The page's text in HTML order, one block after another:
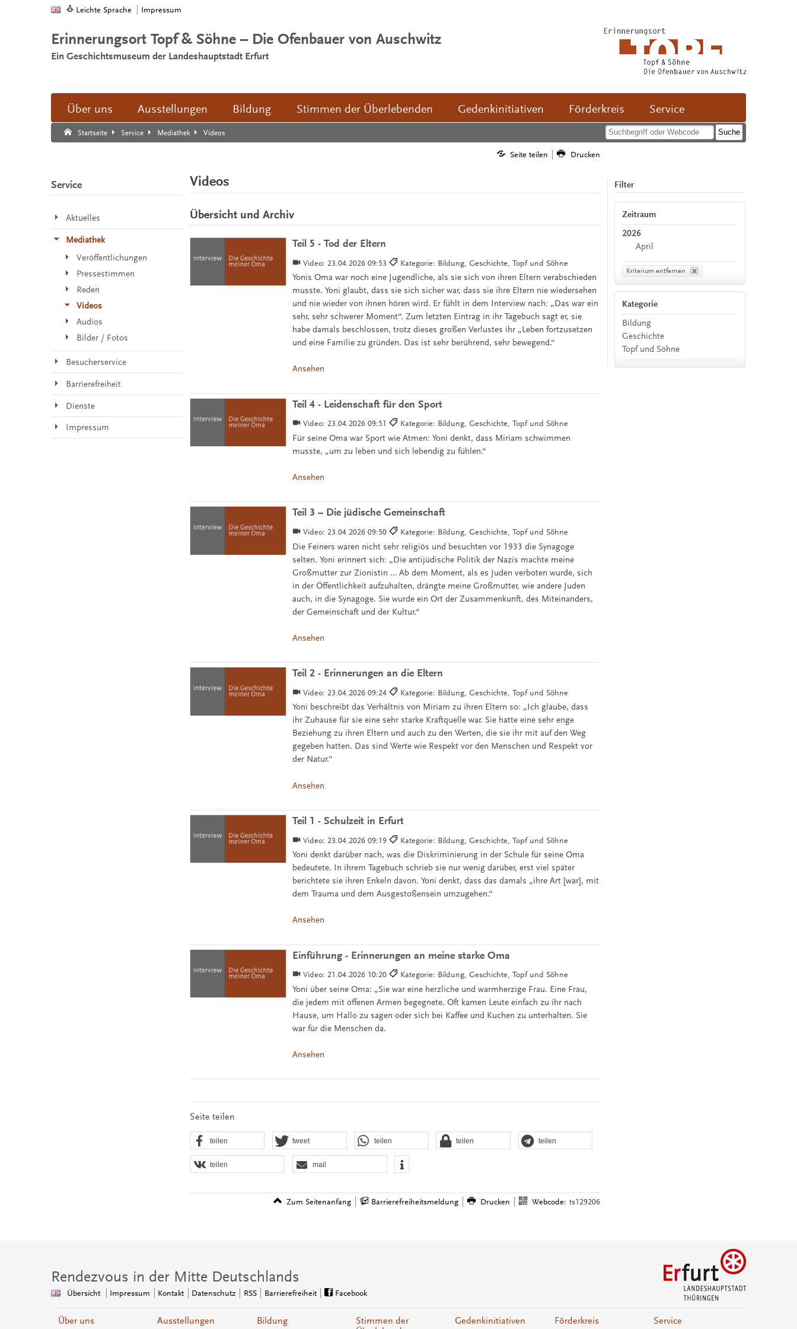
Leichte Sprache Impressum
Erinnerungsort Topf & Söhne – Die Ofenbauer von Auschwitz
Ein Geschichtsmuseum der Landeshauptstadt Erfurt
Über uns Ausstellungen Bildung Stimmen der Überlebenden Gedenkinitiativen Förderkreis Service
Startseite Service Mediathek Videos
Suche:
Suche Ende.
Seite teilen Drucken
Videos
Übersicht und Archiv
Teil 5 - Tod der Eltern
Video: 23.04.2026 09:53 Kategorie: Bildung, Geschichte, Topf und Söhne
Yonis Oma war noch eine Jugendliche, als sie sich von ihren Eltern verabschieden
musste. Yoni glaubt, dass sie sich sicher war, dass sie ihre Eltern nie wiedersehen
und nie wieder von ihnen hören wird. Er fühlt in dem Interview nach: „Das war ein
sehr, sehr schwerer Moment“. Zum letzten Eintrag in ihr Tagebuch sagt er, sie
habe damals beschlossen, trotz dieses großen Verlustes ihr „Leben fortzusetzen
und eine Familie zu gründen. Das ist sehr berührend, sehr bewegend.“
Ansehen
Teil 4 - Leidenschaft für den Sport
Video: 23.04.2026 09:51 Kategorie: Bildung, Geschichte, Topf und Söhne
Für seine Oma war Sport wie Atmen: Yoni denkt, dass Miriam schwimmen
musste, „um zu leben und sich lebendig zu fühlen.“
Ansehen
Teil 3 – Die jüdische Gemeinschaft
Video: 23.04.2026 09:50 Kategorie: Bildung, Geschichte, Topf und Söhne
Die Feiners waren nicht sehr religiös und besuchten vor 1933 die Synagoge
selten. Yoni erinnert sich: „Die antijüdische Politik der Nazis machte meine
Großmutter zur Zionistin … Ab dem Moment, als es Juden verboten wurde, sich
in der Öffentlichkeit aufzuhalten, drängte meine Großmutter, wie andere Juden
auch, in die Synagoge. Sie wurde ein Ort der Zusammenkunft, des Miteinanders,
der Gemeinschaft und der Kultur.“
Ansehen
Teil 2 - Erinnerungen an die Eltern
Video: 23.04.2026 09:24 Kategorie: Bildung, Geschichte, Topf und Söhne
Yoni beschreibt das Verhältnis von Miriam zu ihren Eltern so: „Ich glaube, dass
ihr Zuhause für sie eine sehr starke Kraftquelle war. Sie hatte eine sehr enge
Beziehung zu ihren Eltern und auch zu den Werten, die sie ihr mit auf den Weg
gegeben hatten. Das sind Werte wie Respekt vor den Menschen und Respekt vor
der Natur.“
Ansehen
Teil 1 - Schulzeit in Erfurt
Video: 23.04.2026 09:19 Kategorie: Bildung, Geschichte, Topf und Söhne
Yoni denkt darüber nach, was die Diskriminierung in der Schule für seine Oma
bedeutete. In ihrem Tagebuch schrieb sie nur wenig darüber, erst viel später
berichtete sie ihren Enkeln davon. Yoni denkt, dass das damals „ihre Art [war], mit
dem Trauma und dem Ausgestoßensein umzugehen.“
Ansehen
Einführung - Erinnerungen an meine starke Oma
Video: 21.04.2026 10:20 Kategorie: Bildung, Geschichte, Topf und Söhne
Yoni über seine Oma: „Sie war eine herzliche und warmherzige Frau. Eine Frau,
die jedem mit offenen Armen begegnete. Oft kamen Leute einfach zu ihr nach
Hause, um Hallo zu sagen oder sich bei Kaffee und Kuchen zu unterhalten. Sie
war für die Menschen da.
Ansehen
Seite teilen
teilen tweet teilen teilen teilen
teilen mail
Zum Seitenanfang Barrierefreiheitsmeldung Drucken Webcode: ts129206
Filter
Zeitraum
2026
April
Kriterium entfernen
Kategorie
Bildung
Geschichte
Topf und Söhne
Service
Aktuelles
Mediathek
Veröffentlichungen
Pressestimmen
Reden
Videos
Audios
Bilder / Fotos
Besucherservice
Barrierefreiheit
Dienste
Impressum
Rendezvous in der Mitte Deutschlands
Übersicht Impressum Kontakt Datenschutz RSS Barrierefreiheit Facebook
Über uns Ausstellungen Bildung
Stimmen der
Gedenkinitiativen Förderkreis Service